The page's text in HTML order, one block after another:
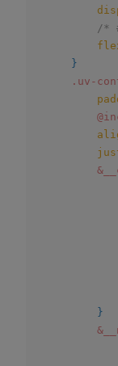
/*
}
.uv-
}